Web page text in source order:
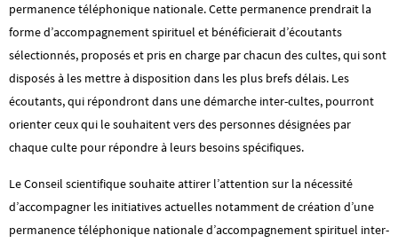
permanence téléphonique nationale. Cette permanence prendrait la
forme d’accompagnement spirituel et bénéficierait d’écoutants
sélectionnés, proposés et pris en charge par chacun des cultes, qui sont
disposés à les mettre à disposition dans les plus brefs délais. Les
écoutants, qui répondront dans une démarche inter-cultes, pourront
orienter ceux qui le souhaitent vers des personnes désignées par
chaque culte pour répondre à leurs besoins spécifiques.
Le Conseil scientifique souhaite attirer l’attention sur la nécessité
d’accompagner les initiatives actuelles notamment de création d’une
permanence téléphonique nationale d’accompagnement spirituel inter-